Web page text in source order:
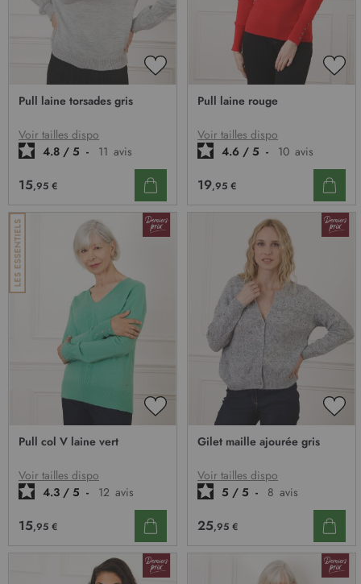
AJOUTER
D’ENVIE
Pull laine torsades gris
Voir tailles dispo
4.8 / 5 - 11 avis
15,95 €
Pull laine rouge
Voir tailles dispo
4.6 / 5 - 10 avis
19,95 €
AJOUTER
D’ENVIE
Pull col V laine vert
Voir tailles dispo
4.3 / 5 - 12 avis
15,95 €
Gilet maille ajourée gris
Voir tailles dispo
5 / 5 - 8 avis
25,95 €